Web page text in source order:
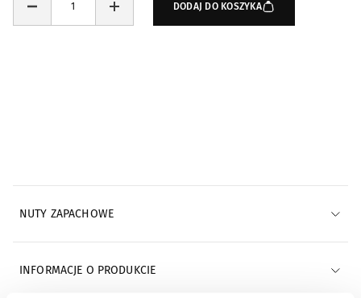
DODAJ DO KOSZYKA
NUTY ZAPACHOWE
INFORMACJE O PRODUKCIE